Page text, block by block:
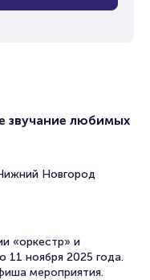
звучание любимых
Новгород
«оркестр» и
11 ноября 2025 года.
мероприятия.